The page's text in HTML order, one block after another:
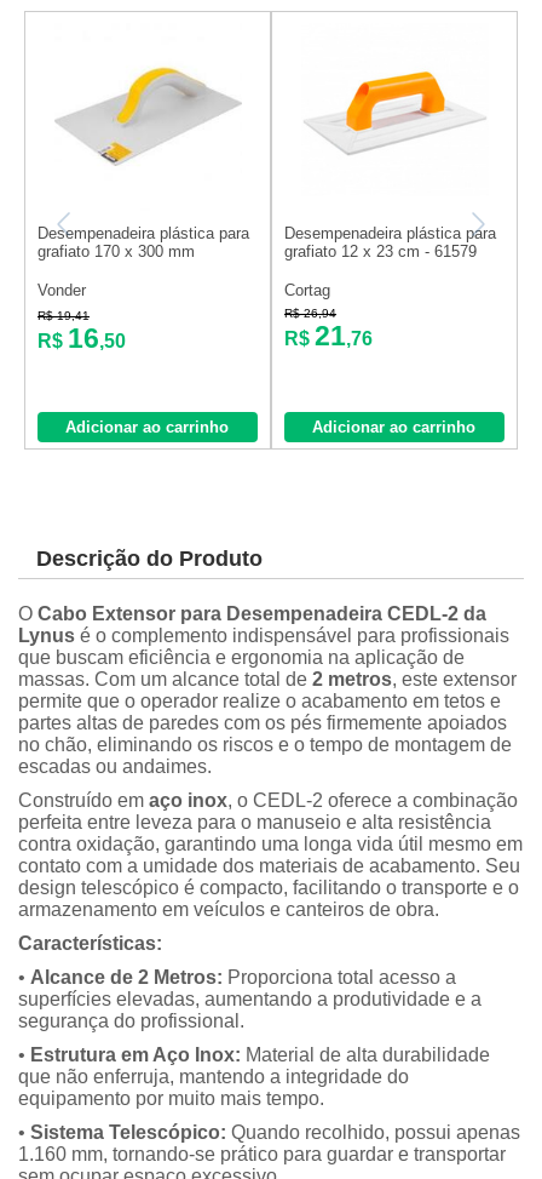
Desempenadeira plástica para
grafiato 170 x 300 mm
Vonder
R$ 19,41
R$ 16,50
Adicionar ao carrinho
Desempenadeira plástica para
grafiato 12 x 23 cm - 61579
Cortag
R$ 26,94
R$ 21,76
Adicionar ao carrinho
Descrição do Produto
O Cabo Extensor para Desempenadeira CEDL-2 da
Lynus é o complemento indispensável para profissionais
que buscam eficiência e ergonomia na aplicação de
massas. Com um alcance total de 2 metros, este extensor
permite que o operador realize o acabamento em tetos e
partes altas de paredes com os pés firmemente apoiados
no chão, eliminando os riscos e o tempo de montagem de
escadas ou andaimes.
Construído em aço inox, o CEDL-2 oferece a combinação
perfeita entre leveza para o manuseio e alta resistência
contra oxidação, garantindo uma longa vida útil mesmo em
contato com a umidade dos materiais de acabamento. Seu
design telescópico é compacto, facilitando o transporte e o
armazenamento em veículos e canteiros de obra.
Características:
• Alcance de 2 Metros: Proporciona total acesso a
superfícies elevadas, aumentando a produtividade e a
segurança do profissional.
• Estrutura em Aço Inox: Material de alta durabilidade
que não enferruja, mantendo a integridade do
equipamento por muito mais tempo.
• Sistema Telescópico: Quando recolhido, possui apenas
1.160 mm, tornando-se prático para guardar e transportar